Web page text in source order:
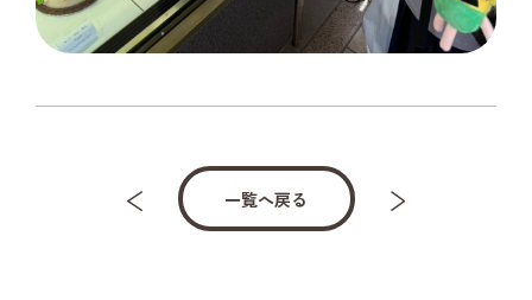
一覧へ戻る